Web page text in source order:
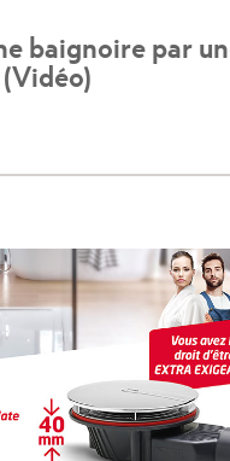
baignoire par